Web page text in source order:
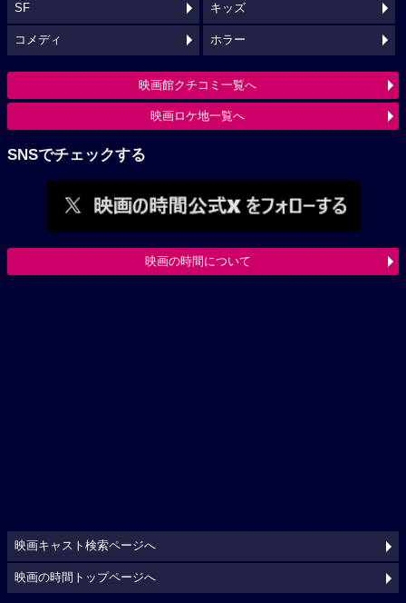
SF キッズ
コメディ ホラー
映画館クチコミ一覧へ
映画ロケ地一覧へ
SNSでチェックする
映画の時間について
映画キャスト検索ページへ
映画の時間トップページへ